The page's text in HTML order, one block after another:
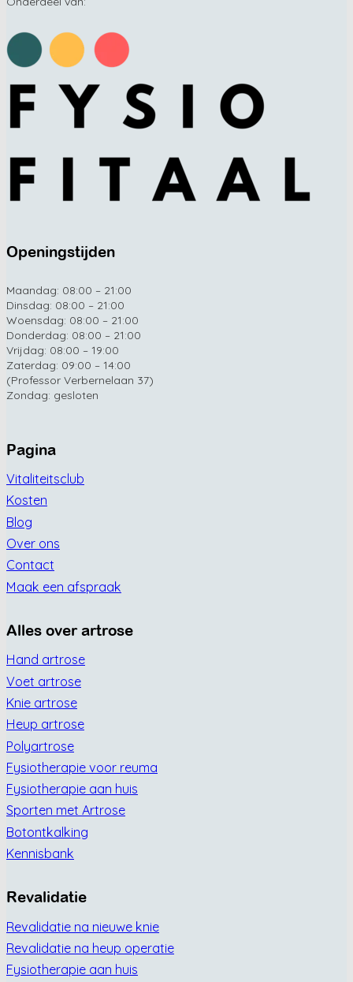
Openingstijden
Maandag: 08:00 – 21:00
Dinsdag: 08:00 – 21:00
Woensdag: 08:00 – 21:00
Donderdag: 08:00 – 21:00
Vrijdag: 08:00 – 19:00
Zaterdag: 09:00 – 14:00
(Professor Verbernelaan 37)
Zondag: gesloten
Pagina
Vitaliteitsclub
Kosten
Blog
Over ons
Contact
Maak een afspraak
Alles over artrose
Hand artrose
Voet artrose
Knie artrose
Heup artrose
Polyartrose
Fysiotherapie voor reuma
Fysiotherapie aan huis
Sporten met Artrose
Botontkalking
Kennisbank
Revalidatie
Revalidatie na nieuwe knie
Revalidatie na heup operatie
Fysiotherapie aan huis